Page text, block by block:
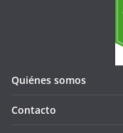
Quiénes somos
Contacto